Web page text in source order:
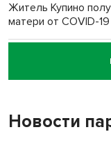
Житель Купино
матери от COVID-19
Новосибирский суд
пенсионерки на
«Мы живём на
терроризируют
Новости